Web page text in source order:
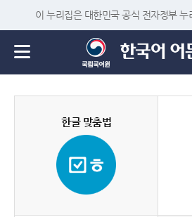
이 누리집은 대한민국 공식 전자정부 누
한글 맞춤법